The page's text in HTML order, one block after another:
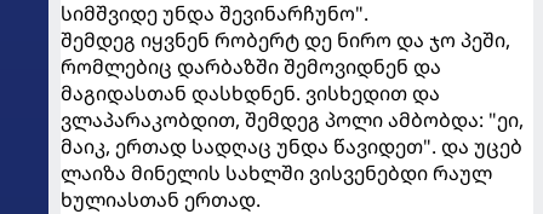
სიმშვიდე უნდა შევინარჩუნო".
შემდეგ იყვნენ რობერტ დე ნირო და ჯო პეში,
რომლებიც დარბაზში შემოვიდნენ და
მაგიდასთან დასხდნენ. ვისხედით და
ვლაპარაკობდით, შემდეგ პოლი ამბობდა: "ეი,
მაიკ, ერთად სადღაც უნდა წავიდეთ". და უცებ
ლაიზა მინელის სახლში ვისვენებდი რაულ
ხულიასთან ერთად.